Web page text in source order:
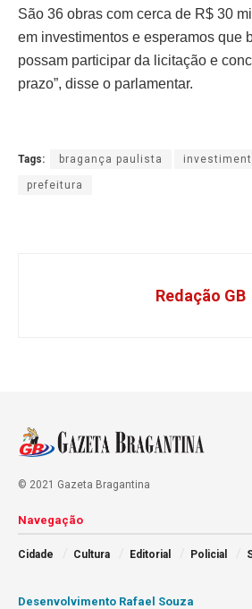
São 36 obras com cerca de R$ 30
em investimentos e esperamos que
possam participar da licitação e
prazo”, disse o parlamentar.
Tags: bragança paulista
prefeitura
Redação GB
© 2021 Gazeta Bragantina
Navegação
Cidade Cultura Editorial Policial
Desenvolvimento Rafael Souza